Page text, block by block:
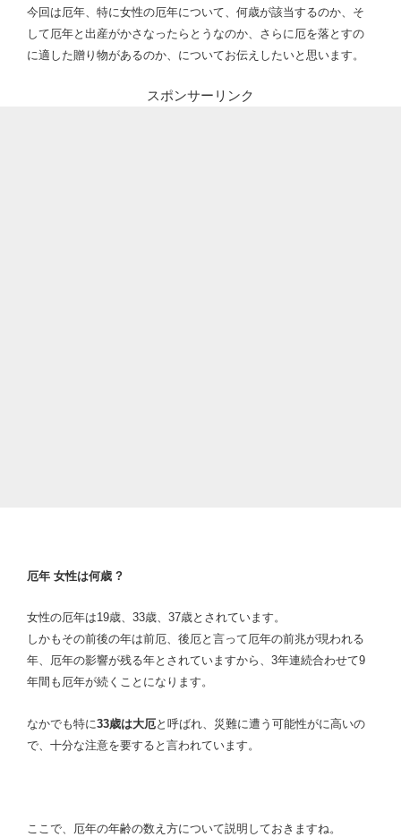
今回は厄年、特に女性の厄年について、何歳が該当するのか、そ
して厄年と出産がかさなったらとうなのか、さらに厄を落とすの
に適した贈り物があるのか、についてお伝えしたいと思います。
スポンサーリンク
厄年 女性は何歳 ?
女性の厄年は19歳、33歳、37歳とされています。
しかもその前後の年は前厄、後厄と言って厄年の前兆が現われる
年、厄年の影響が残る年とされていますから、3年連続合わせて9
年間も厄年が続くことになります。
なかでも特に33歳は大厄と呼ばれ、災難に遭う可能性がに高いの
で、十分な注意を要すると言われています。
ここで、厄年の年齢の数え方について説明しておきますね。